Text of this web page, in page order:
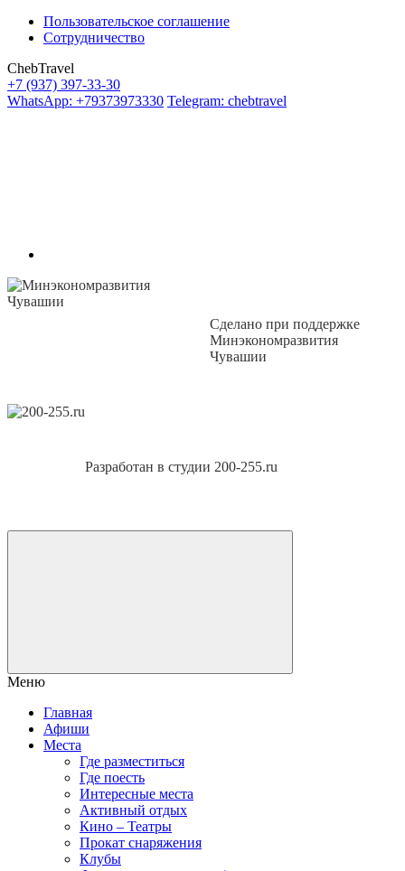
Пользовательское соглашение
Сотрудничество
ChebTravel
+7 (937) 397-33-30
WhatsApp: +79373973330 Telegram: chebtravel
Сделано при поддержке
Минэкономразвития
Чувашии
Разработан в студии 200-255.ru
Меню
Главная
Афиши
Места
Где разместиться
Где поесть
Интересные места
Активный отдых
Кино – Театры
Прокат снаряжения
Клубы